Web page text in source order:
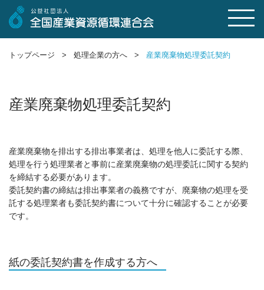
トップページ > 処理企業の方へ > 産業廃棄物処理委託契約
産業廃棄物処理委託契約
産業廃棄物を排出する排出事業者は、処理を他人に委託する際、
処理を行う処理業者と事前に産業廃棄物の処理委託に関する契約
を締結する必要があります。
委託契約書の締結は排出事業者の義務ですが、廃棄物の処理を受
託する処理業者も委託契約書について十分に確認することが必要
です。
紙の委託契約書を作成する方へ